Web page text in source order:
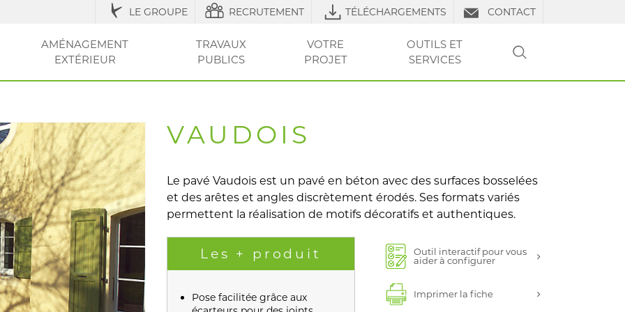
LE GROUPE RECRUTEMENT TÉLÉCHARGEMENTS CONTACT
AMÉNAGEMENT
EXTÉRIEUR
TRAVAUX
PUBLICS
VOTRE
PROJET
OUTILS ET
SERVICES
VAUDOIS
Le pavé Vaudois est un pavé en béton avec des surfaces bosselées
et des arêtes et angles discrètement érodés. Ses formats variés
permettent la réalisation de motifs décoratifs et authentiques.
Les + produit
Pose facilitée grâce aux
Outil interactif pour vous
aider à configurer
Imprimer la fiche